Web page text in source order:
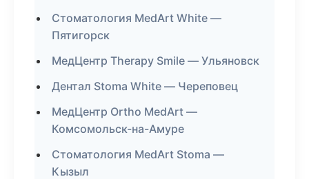
Стоматология MedArt White —
Пятигорск
МедЦентр Therapy Smile — Ульяновск
Дентал Stoma White — Череповец
МедЦентр Ortho MedArt —
Комсомольск-на-Амуре
Стоматология MedArt Stoma —
Кызыл